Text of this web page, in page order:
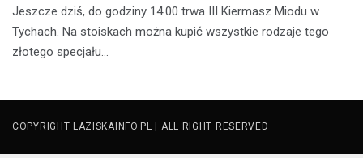
Jeszcze dziś, do godziny 14.00 trwa III Kiermasz Miodu w
Tychach. Na stoiskach można kupić wszystkie rodzaje tego
złotego specjału…
COPYRIGHT LAZISKAINFO.PL | ALL RIGHT RESERVED